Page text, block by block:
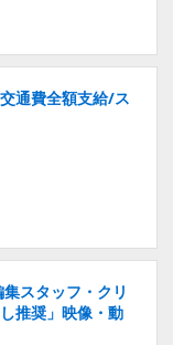
通費全額支給/ス
スタッフ・クリ
推奨」映像・動